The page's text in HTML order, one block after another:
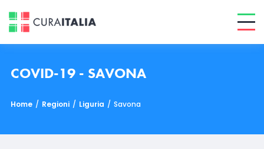
COVID-19 - SAVONA
Home / Regioni / Liguria / Savona